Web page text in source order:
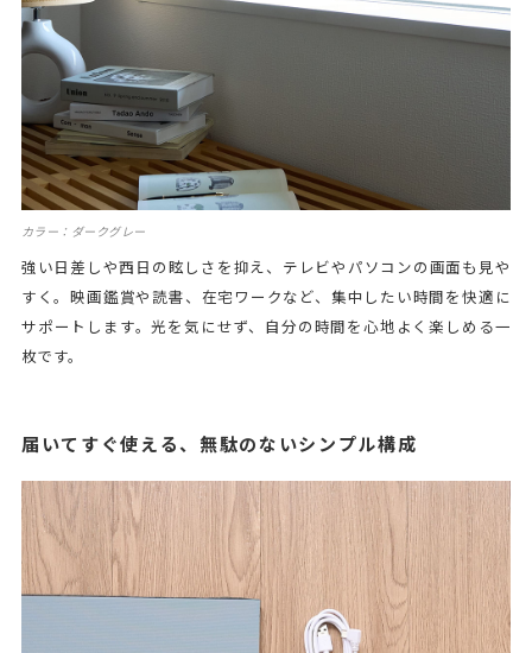
カラー：ダークグレー
強い日差しや西日の眩しさを抑え、テレビやパソコンの画面も見や
すく。映画鑑賞や読書、在宅ワークなど、集中したい時間を快適に
サポートします。光を気にせず、自分の時間を心地よく楽しめる一
枚です。
届いてすぐ使える、無駄のないシンプル構成